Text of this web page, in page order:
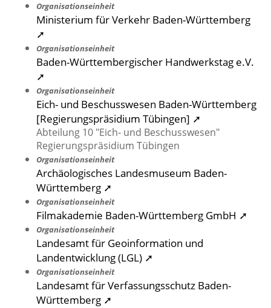
Organisationseinheit
Ministerium für Verkehr Baden-Württemberg
➚
Organisationseinheit
Baden-Württembergischer Handwerkstag e.V.
➚
Organisationseinheit
Eich- und Beschusswesen Baden-Württemberg
[Regierungspräsidium Tübingen] ➚
Abteilung 10 "Eich- und Beschusswesen"
Regierungspräsidium Tübingen
Organisationseinheit
Archäologisches Landesmuseum Baden-
Württemberg ➚
Organisationseinheit
Filmakademie Baden-Württemberg GmbH ➚
Organisationseinheit
Landesamt für Geoinformation und
Landentwicklung (LGL) ➚
Organisationseinheit
Landesamt für Verfassungsschutz Baden-
Württemberg ➚